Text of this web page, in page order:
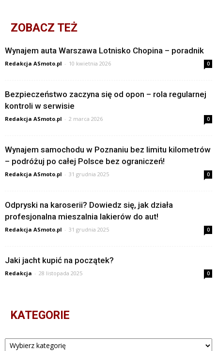
ZOBACZ TEŻ
Wynajem auta Warszawa Lotnisko Chopina – poradnik
Redakcja ASmoto.pl - 10 kwietnia 2026 0
Bezpieczeństwo zaczyna się od opon – rola regularnej
kontroli w serwisie
Redakcja ASmoto.pl - 2 marca 2026 0
Wynajem samochodu w Poznaniu bez limitu kilometrów
– podróżuj po całej Polsce bez ograniczeń!
Redakcja ASmoto.pl - 31 grudnia 2025 0
Odpryski na karoserii? Dowiedz się, jak działa
profesjonalna mieszalnia lakierów do aut!
Redakcja ASmoto.pl - 31 grudnia 2025 0
Jaki jacht kupić na początek?
Redakcja - 28 listopada 2025 0
KATEGORIE
Kategorie